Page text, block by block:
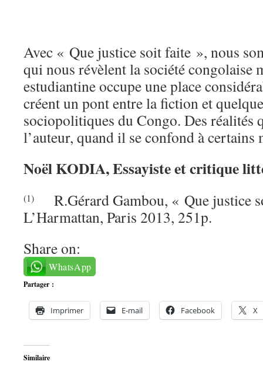
Avec « Que justice soit faite », nous
qui nous révèlent la société congolaise
estudiantine occupe une place
créent un pont entre la fiction et
sociopolitiques du Congo. Des réalités
l’auteur, quand il se confond à certains
Noël KODIA, Essayiste et critique
(1) R.Gérard Gambou, « Que justice
L’Harmattan, Paris 2013, 251p.
Share on:
WhatsApp
Partager :
Imprimer E-mail Facebook X
Similaire